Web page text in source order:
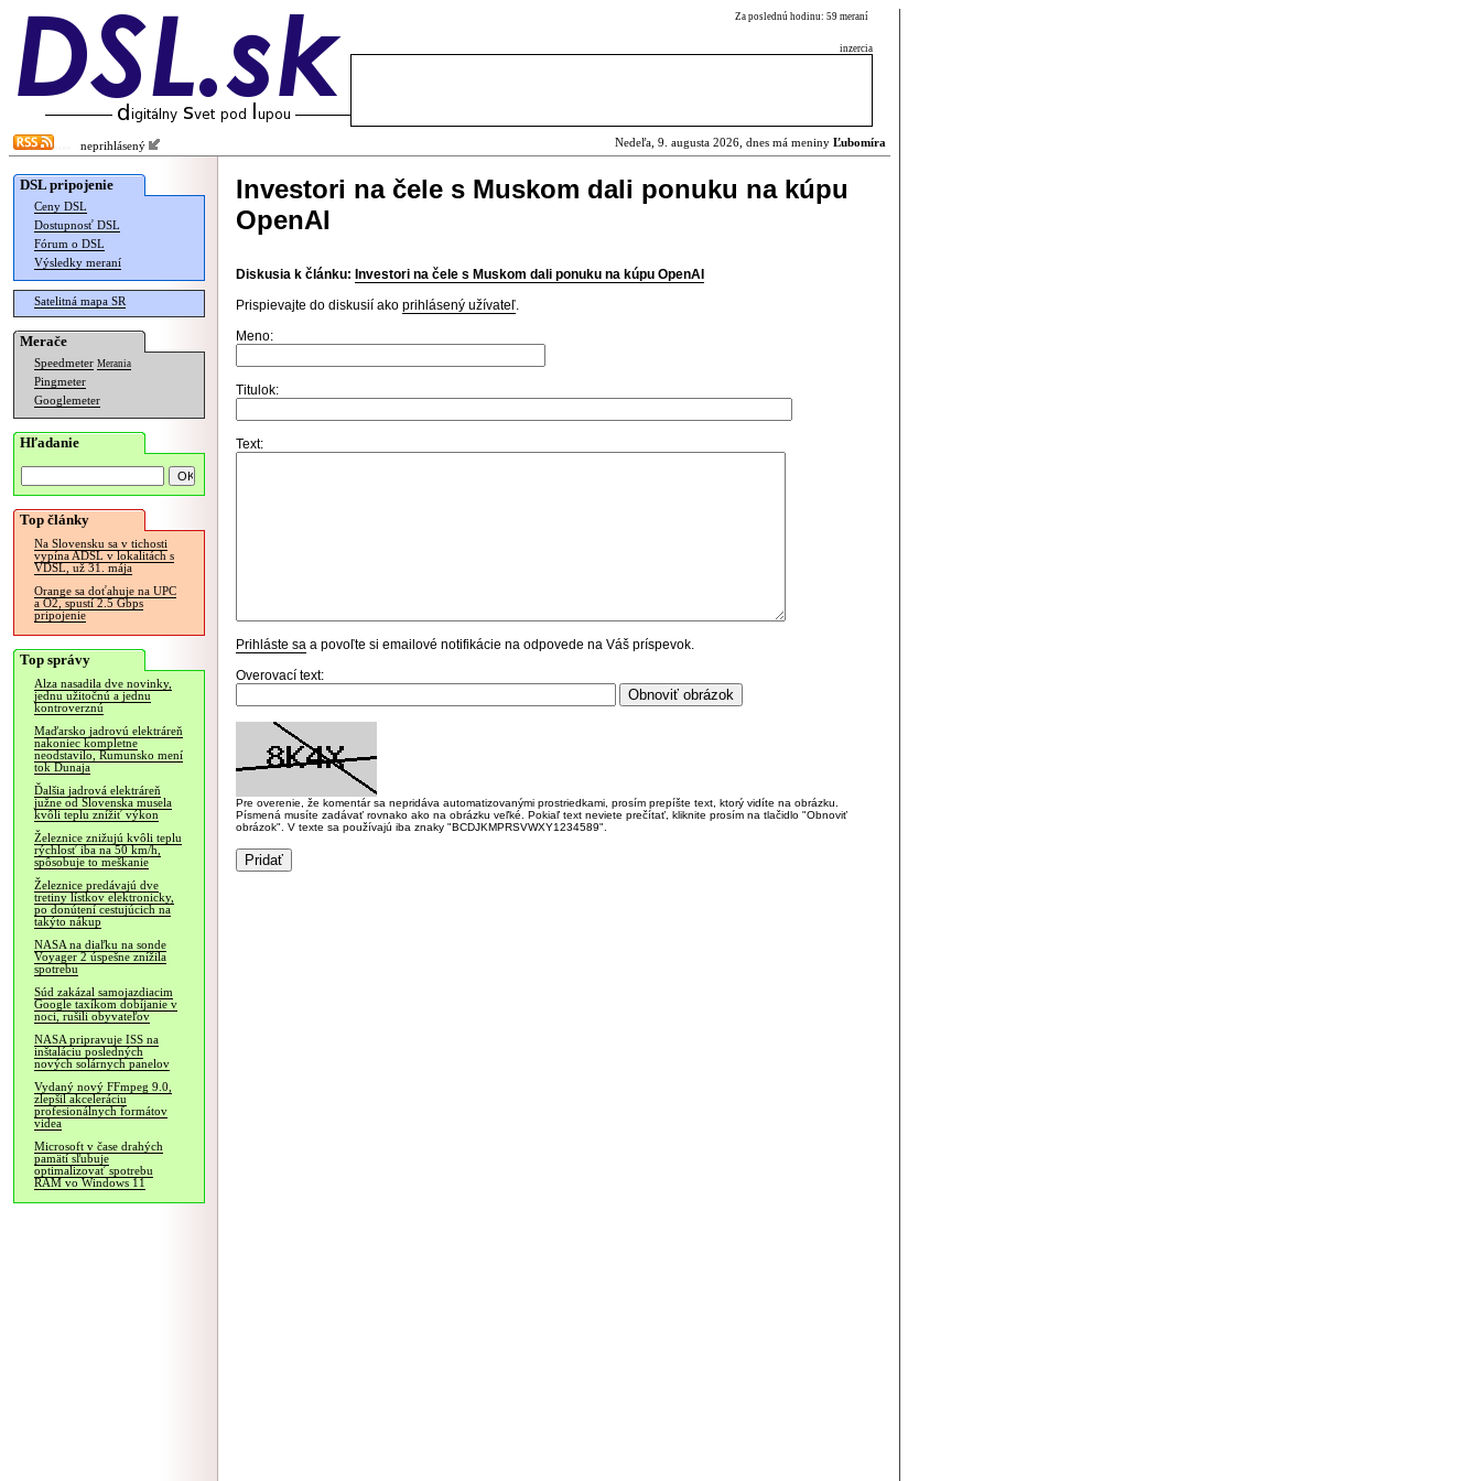
Za poslednú hodinu: 59 meraní
inzercia
neprihlásený Nedeľa, 9. augusta 2026, dnes má meniny Ľubomíra
DSL pripojenie
Ceny DSL
Dostupnosť DSL
Fórum o DSL
Výsledky meraní
Satelitná mapa SR
Merače
Speedmeter Merania
Pingmeter
Googlemeter
Hľadanie
Top články
Na Slovensku sa v tichosti
vypína ADSL v lokalitách s
VDSL, už 31. mája
Orange sa doťahuje na UPC
a O2, spustí 2.5 Gbps
pripojenie
Top správy
Alza nasadila dve novinky,
jednu užitočnú a jednu
kontroverznú
Maďarsko jadrovú elektráreň
nakoniec kompletne
neodstavilo, Rumunsko mení
tok Dunaja
Ďalšia jadrová elektráreň
južne od Slovenska musela
kvôli teplu znížiť výkon
Železnice znižujú kvôli teplu
rýchlosť iba na 50 km/h,
spôsobuje to meškanie
Železnice predávajú dve
tretiny lístkov elektronicky,
po donútení cestujúcich na
takýto nákup
NASA na diaľku na sonde
Voyager 2 úspešne znížila
spotrebu
Súd zakázal samojazdiacim
Google taxíkom dobíjanie v
noci, rušili obyvateľov
NASA pripravuje ISS na
inštaláciu posledných
nových solárnych panelov
Vydaný nový FFmpeg 9.0,
zlepšil akceleráciu
profesionálnych formátov
videa
Microsoft v čase drahých
pamätí sľubuje
optimalizovať spotrebu
RAM vo Windows 11
Investori na čele s Muskom dali ponuku na kúpu
OpenAI
Diskusia k článku: Investori na čele s Muskom dali ponuku na kúpu OpenAI
Prispievajte do diskusií ako prihlásený užívateľ.
Meno:
Titulok:
Text:
Prihláste sa a povoľte si emailové notifikácie na odpovede na Váš príspevok.
Overovací text:
Pre overenie, že komentár sa nepridáva automatizovanými prostriedkami, prosím prepíšte text, ktorý vidíte na obrázku.
Písmená musíte zadávať rovnako ako na obrázku veľké. Pokiaľ text neviete prečítať, kliknite prosím na tlačidlo "Obnoviť
obrázok". V texte sa používajú iba znaky "BCDJKMPRSVWXY1234589".